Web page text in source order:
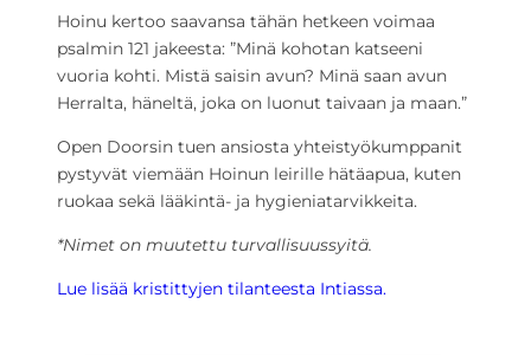
Hoinu kertoo saavansa tähän hetkeen voimaa
psalmin 121 jakeesta: ”Minä kohotan katseeni
vuoria kohti. Mistä saisin avun? Minä saan avun
Herralta, häneltä, joka on luonut taivaan ja maan.”
Open Doorsin tuen ansiosta yhteistyökumppanit
pystyvät viemään Hoinun leirille hätäapua, kuten
ruokaa sekä lääkintä- ja hygieniatarvikkeita.
*Nimet on muutettu turvallisuussyitä.
Lue lisää kristittyjen tilanteesta Intiassa.